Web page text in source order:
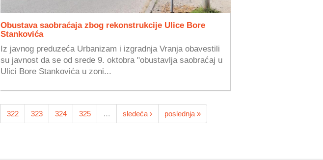
Obustava saobraćaja zbog rekonstrukcije Ulice Bore
Stankovića
Iz javnog preduzeća Urbanizam i izgradnja Vranja obavestili
su javnost da se od srede 9. oktobra "obustavlja saobraćaj u
Ulici Bore Stankovića u zoni...
322 323 324 325 … sledeća › poslednja »